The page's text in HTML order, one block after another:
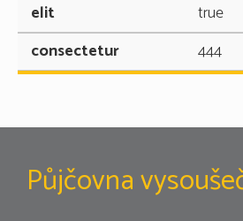
true
444
Půjčovna